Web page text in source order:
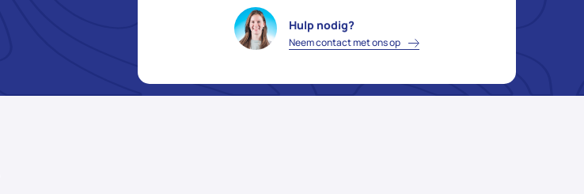
Hulp nodig?
Neem contact met ons op